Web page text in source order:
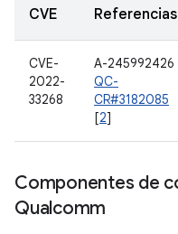
CVE Referencias
CVE-
2022-
33268
A-245992426
QC-
CR#3182085
[2]
Componentes de
Qualcomm